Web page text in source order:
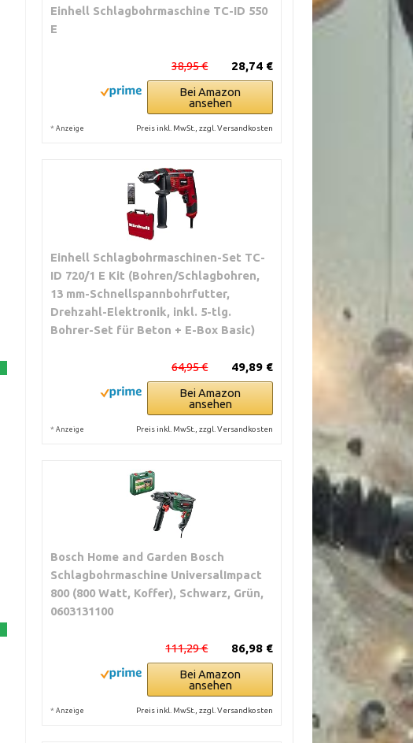
Einhell Schlagbohrmaschine TC-ID 550
E
28,74 €
38,95 €
Bei Amazon
ansehen
* Anzeige Preis inkl. MwSt., zzgl. Versandkosten
Einhell Schlagbohrmaschinen-Set TC-
ID 720/1 E Kit (Bohren/Schlagbohren,
13 mm-Schnellspannbohrfutter,
Drehzahl-Elektronik, inkl. 5-tlg.
Bohrer-Set für Beton + E-Box Basic)
49,89 €
64,95 €
Bei Amazon
ansehen
* Anzeige Preis inkl. MwSt., zzgl. Versandkosten
Bosch Home and Garden Bosch
Schlagbohrmaschine UniversalImpact
800 (800 Watt, Koffer), Schwarz, Grün,
0603131100
86,98 €
111,29 €
Bei Amazon
ansehen
* Anzeige Preis inkl. MwSt., zzgl. Versandkosten